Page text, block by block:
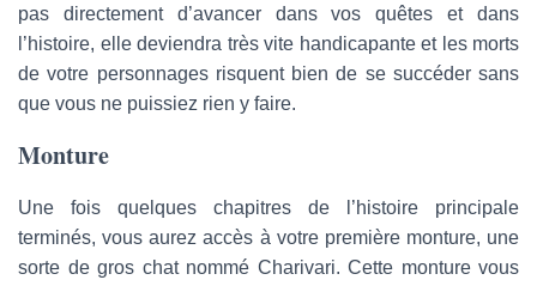
pas directement d’avancer dans vos quêtes et dans
l’histoire, elle deviendra très vite handicapante et les morts
de votre personnages risquent bien de se succéder sans
que vous ne puissiez rien y faire.
Monture
Une fois quelques chapitres de l’histoire principale
terminés, vous aurez accès à votre première monture, une
sorte de gros chat nommé Charivari. Cette monture vous